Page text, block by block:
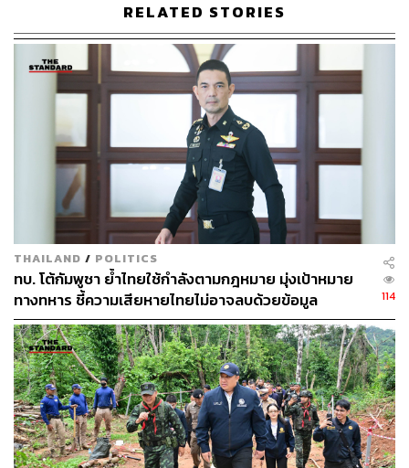
RELATED STORIES
THAILAND / POLITICS
ทบ. โต้กัมพูชา ย้ำไทยใช้กำลังตามกฎหมาย มุ่งเป้าหมาย
ทางทหาร ชี้ความเสียหายไทยไม่อาจลบด้วยข้อมูล
บิดเบือน
114